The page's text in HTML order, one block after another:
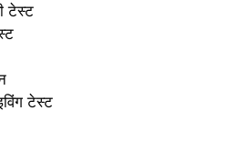
टेस्ट
टेस्ट